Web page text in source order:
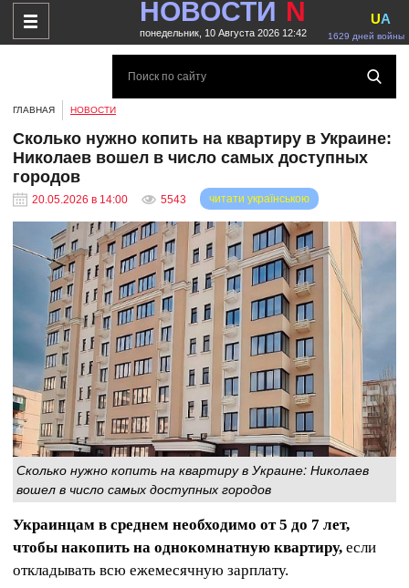
НОВОСТИ N
понедельник, 10 Августа 2026 12:42 1629 дней войны
UA
ГЛАВНАЯ НОВОСТИ
Сколько нужно копить на квартиру в Украине:
Николаев вошел в число самых доступных
городов
20.05.2026 в 14:00 5543 читати українською
Сколько нужно копить на квартиру в Украине: Николаев
вошел в число самых доступных городов
Украинцам в среднем необходимо от 5 до 7 лет,
чтобы накопить на однокомнатную квартиру, если
откладывать всю ежемесячную зарплату.